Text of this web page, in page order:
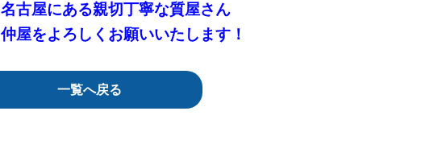
名古屋にある親切丁寧な質屋さん
仲屋をよろしくお願いいたします！
一覧へ戻る